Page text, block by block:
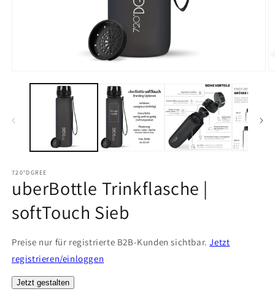
720°DGREE
uberBottle Trinkflasche |
softTouch Sieb
Preise nur für registrierte B2B-Kunden sichtbar.Jetzt
registrieren/einloggen
Jetzt gestalten
Möchten
Sie
Flaschen
mit
Namen,
Nummern